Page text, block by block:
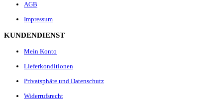
AGB
Impressum
KUNDENDIENST
Mein Konto
Lieferkonditionen
Privatsphäre und Datenschutz
Widerrufsrecht